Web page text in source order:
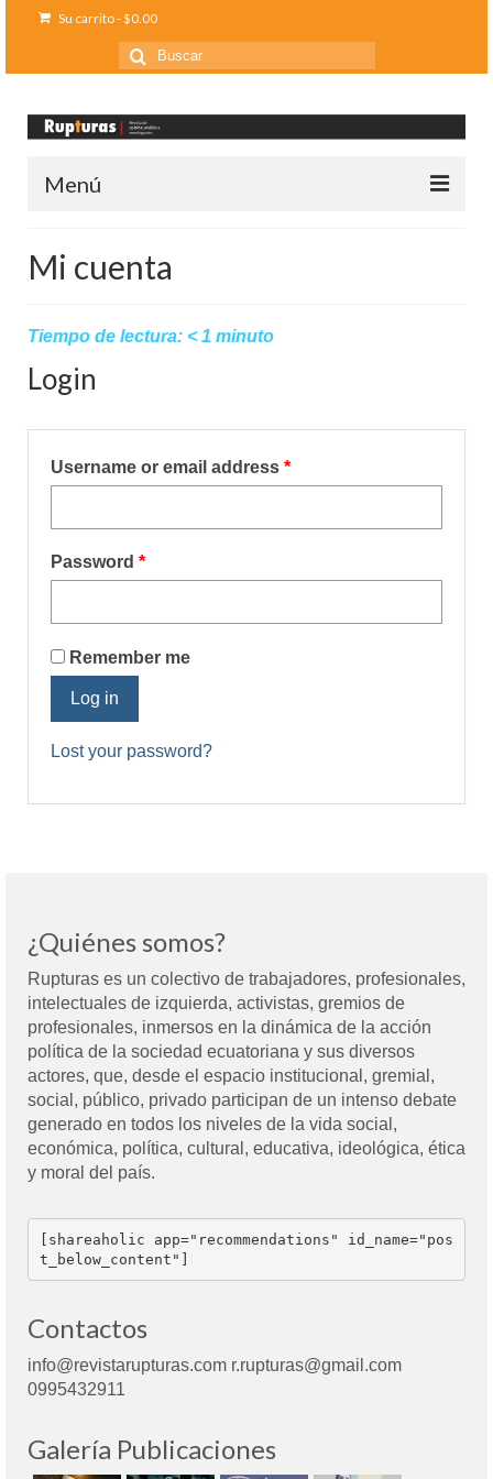
Su carrito-$0.00
Buscar
por:
Menú
Contáctanos
Opinión
Entreletras
Ciencia
Aula Virtual
Mi cuenta
Tiempo de lectura: < 1 minuto
Login
Username or email address *Required
Password *Required
Remember me
Log in
Lost your password?
¿Quiénes somos?
Rupturas es un colectivo de trabajadores, profesionales,
intelectuales de izquierda, activistas, gremios de
profesionales, inmersos en la dinámica de la acción
política de la sociedad ecuatoriana y sus diversos
actores, que, desde el espacio institucional, gremial,
social, público, privado participan de un intenso debate
generado en todos los niveles de la vida social,
económica, política, cultural, educativa, ideológica, ética
y moral del país.
[shareaholic app="recommendations" id_name="pos
t_below_content"]
Contactos
info@revistarupturas.com r.rupturas@gmail.com
0995432911
Galería Publicaciones